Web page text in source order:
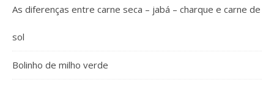
As diferenças entre carne seca – jabá – charque e carne de
sol
Bolinho de milho verde